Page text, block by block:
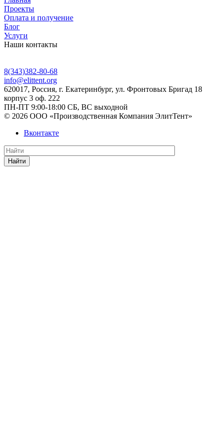
Проекты
Оплата и получение
Блог
Услуги
Наши контакты
8(343)382-80-68
info@elittent.org
620017, Россия, г. Екатеринбург, ул. Фронтовых Бригад 18
корпус 3 оф. 222
ПН-ПТ 9:00-18:00 СБ, ВС выходной
© 2026 ООО «Производственная Компания ЭлитТент»
Вконтакте
Найти